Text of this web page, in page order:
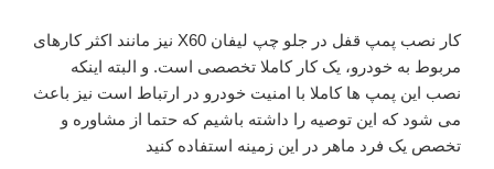
کار نصب پمپ قفل در جلو چپ لیفان X60 نیز مانند اکثر کارهای
مربوط به خودرو، یک کار کاملا تخصصی است. و البته اینکه
نصب این پمپ ها کاملا با امنیت خودرو در ارتباط است نیز باعث
می شود که این توصیه را داشته باشیم که حتما از مشاوره و
تخصص یک فرد ماهر در این زمینه استفاده کنید